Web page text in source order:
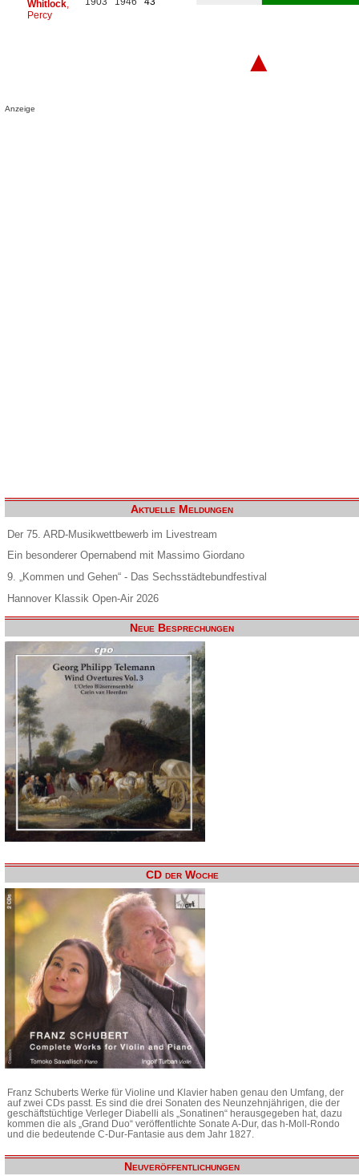
Whitlock,
Percy
▲
Anzeige
Aktuelle Meldungen
Der 75. ARD-Musikwettbewerb im Livestream
Ein besonderer Opernabend mit Massimo Giordano
9. „Kommen und Gehen“ - Das Sechsstädtebundfestival
Hannover Klassik Open-Air 2026
Neue Besprechungen
CD der Woche
Franz Schuberts Werke für Violine und Klavier haben genau den Umfang, der
auf zwei CDs passt. Es sind die drei Sonaten des Neunzehnjährigen, die der
geschäftstüchtige Verleger Diabelli als „Sonatinen“ herausgegeben hat, dazu
kommen die als „Grand Duo“ veröffentlichte Sonate A-Dur, das h-Moll-Rondo
und die bedeutende C-Dur-Fantasie aus dem Jahr 1827.
Neuveröffentlichungen